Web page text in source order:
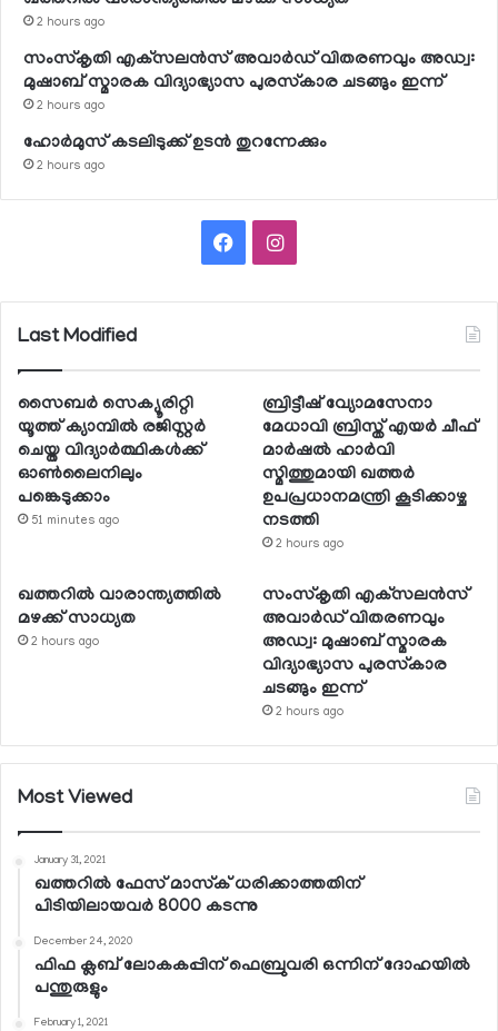
2 hours ago
സംസ്‌കൃതി എക്‌സലന്‍സ് അവാര്‍ഡ് വിതരണവും അഡ്വ:
മുഷാബ് സ്മാരക വിദ്യാഭ്യാസ പുരസ്‌കാര ചടങ്ങും ഇന്ന്
2 hours ago
ഹോര്‍മുസ് കടലിടുക്ക് ഉടന്‍ തുറന്നേക്കും
2 hours ago
FacebookInstagram
Last Modified
സൈബര്‍ സെക്യൂരിറ്റി
യൂത്ത് ക്യാമ്പില്‍ രജിസ്റ്റര്‍
ചെയ്ത വിദ്യാര്‍ത്ഥികള്‍ക്ക്
ഓണ്‍ലൈനിലും
പങ്കെടുക്കാം
51 minutes ago
ബ്രിട്ടീഷ് വ്യോമസേനാ
മേധാവി ബ്രിസ്ത് എയര്‍ ചീഫ്
മാര്‍ഷല്‍ ഹാര്‍വി
സ്മിത്തുമായി ഖത്തര്‍
ഉപപ്രധാനമന്ത്രി കൂടിക്കാഴ്ച
നടത്തി
2 hours ago
ഖത്തറില്‍ വാരാന്ത്യത്തില്‍
മഴക്ക് സാധ്യത
2 hours ago
സംസ്‌കൃതി എക്‌സലന്‍സ്
അവാര്‍ഡ് വിതരണവും
അഡ്വ: മുഷാബ് സ്മാരക
വിദ്യാഭ്യാസ പുരസ്‌കാര
ചടങ്ങും ഇന്ന്
2 hours ago
Most Viewed
January 31, 2021
ഖത്തറില്‍ ഫേസ് മാസ്‌ക് ധരിക്കാത്തതിന്
പിടിയിലായവര്‍ 8000 കടന്നു
December 24, 2020
ഫിഫ ക്ലബ് ലോകകപ്പിന് ഫെബ്രുവരി ഒന്നിന് ദോഹയില്‍
പന്തുരുളും
February 1, 2021